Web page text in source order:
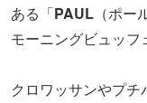
ある「PAUL （ポー
モーニングビュッフ
クロワッサンやプ